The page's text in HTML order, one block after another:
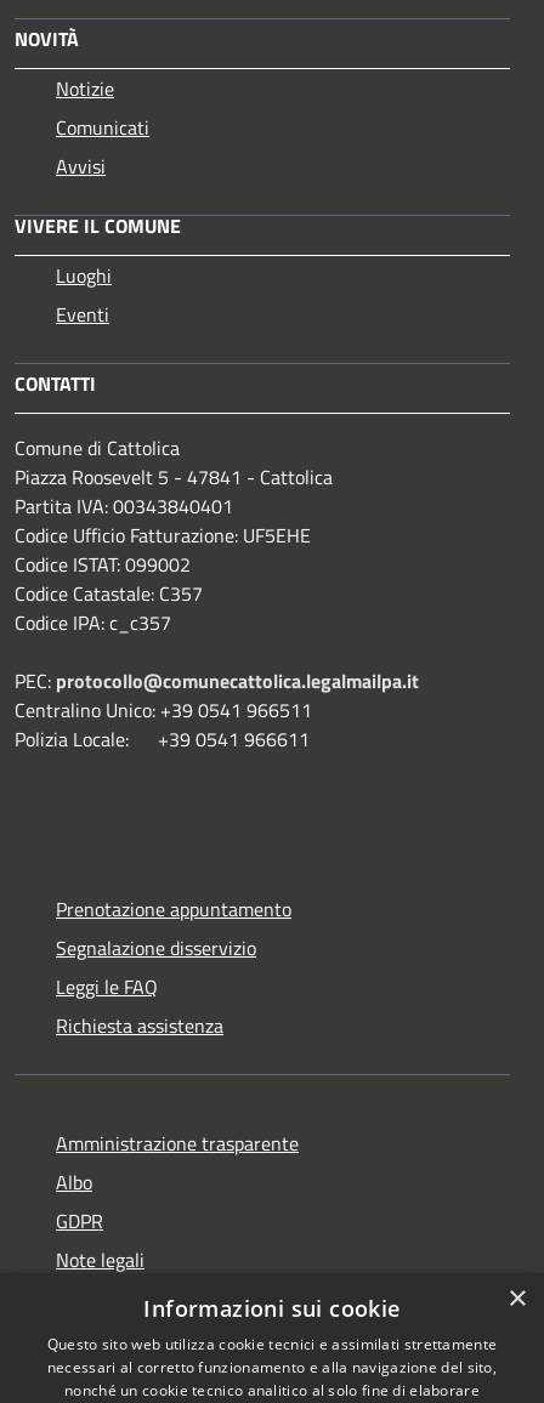
NOVITÀ
Notizie
Comunicati
Avvisi
VIVERE IL COMUNE
Luoghi
Eventi
CONTATTI
Comune di Cattolica
Piazza Roosevelt 5 - 47841 - Cattolica
Partita IVA: 00343840401
Codice Ufficio Fatturazione: UF5EHE
Codice ISTAT: 099002
Codice Catastale: C357
Codice IPA: c_c357
PEC: protocollo@comunecattolica.legalmailpa.it
Centralino Unico: +39 0541 966511
Polizia Locale: +39 0541 966611
Prenotazione appuntamento
Segnalazione disservizio
Leggi le FAQ
Richiesta assistenza
Amministrazione trasparente
Albo
GDPR
Note legali
Dichiarazione di accessibilità
×
Informazioni sui cookie
Questo sito web utilizza cookie tecnici e assimilati strettamente
necessari al corretto funzionamento e alla navigazione del sito,
nonché un cookie tecnico analitico al solo fine di elaborare